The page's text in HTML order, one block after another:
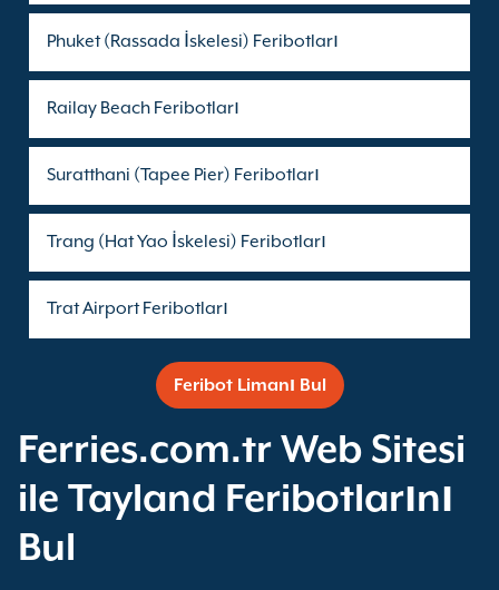
Phuket (Rassada İskelesi) Feribotları
Railay Beach Feribotları
Suratthani (Tapee Pier) Feribotları
Trang (Hat Yao İskelesi) Feribotları
Trat Airport Feribotları
Feribot Limanı Bul
Ferries.com.tr Web Sitesi
ile Tayland Feribotlarını
Bul